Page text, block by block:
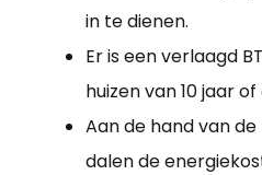
in te dienen.
Er is een verlaagd
huizen van 10 jaar of
Aan de hand van
dalen de